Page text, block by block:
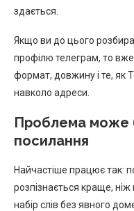
здається.
Якщо ви до цього
профілю телеграм, то
формат, довжину і те, як
навколо адреси.
Проблема може
посилання
Найчастіше працює так:
розпізнається краще,
набір слів без явного